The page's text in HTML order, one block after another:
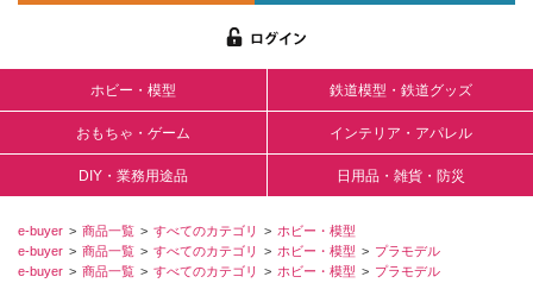
ホビー・模型 鉄道模型・鉄道グッズ
おもちゃ・ゲーム インテリア・アパレル
DIY・業務用途品 日用品・雑貨・防災
e-buyer 商品一覧 すべてのカテゴリ
ホビー・模型
e-buyer
商品一覧 すべてのカテゴリ ホビー・模型
プラモデル
e-buyer
商品一覧 すべてのカテゴリ ホビー・模型
プラモデル